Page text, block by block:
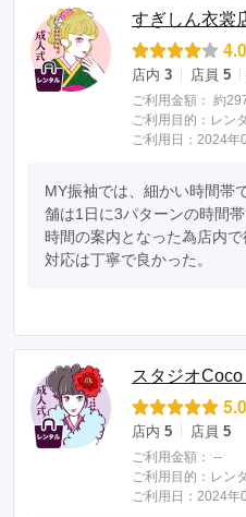
すぎしん衣裳
4.0
店内 3 店員 5
ご利用金額： 約
ご利用目的： レン
ご利用日：2024年
MY振袖では、細かい時間帯
舗は1日に3パターンの時間
時間の案内となった為店内
対応は丁寧で良かった。
スタジオ
5.0
店内 5 店員 5
ご利用金額： --
ご利用目的： レン
ご利用日：2024年